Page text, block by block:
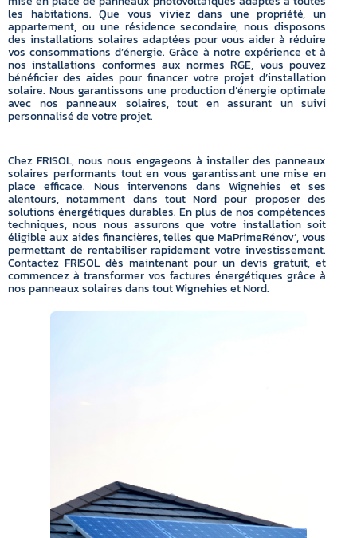
les habitations. Que vous viviez dans une propriété, un
appartement, ou une résidence secondaire, nous disposons
des installations solaires adaptées pour vous aider à réduire
vos consommations d’énergie. Grâce à notre expérience et à
nos installations conformes aux normes RGE, vous pouvez
bénéficier des aides pour financer votre projet d’installation
solaire. Nous garantissons une production d’énergie optimale
avec nos panneaux solaires, tout en assurant un suivi
personnalisé de votre projet.
Chez FRISOL, nous nous engageons à installer des panneaux
solaires performants tout en vous garantissant une mise en
place efficace. Nous intervenons dans Wignehies et ses
alentours, notamment dans tout Nord pour proposer des
solutions énergétiques durables. En plus de nos compétences
techniques, nous nous assurons que votre installation soit
éligible aux aides financières, telles que MaPrimeRénov’, vous
permettant de rentabiliser rapidement votre investissement.
Contactez FRISOL dès maintenant pour un devis gratuit, et
commencez à transformer vos factures énergétiques grâce à
nos panneaux solaires dans tout Wignehies et Nord.